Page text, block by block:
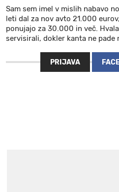
Sam sem imel v mislih nabavo
leti dal za nov avto 21.000
ponujajo za 30.000 in več.
servisirali, dokler kanta ne pade
PRIJAVA